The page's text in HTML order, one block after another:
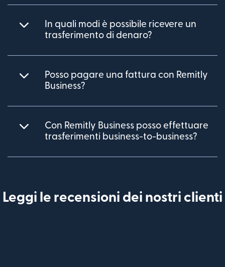
In quali modi è possibile ricevere un
trasferimento di denaro?
Posso pagare una fattura con Remitly
Business?
Con Remitly Business posso effettuare
trasferimenti business-to-business?
Leggi le recensioni dei nostri clienti